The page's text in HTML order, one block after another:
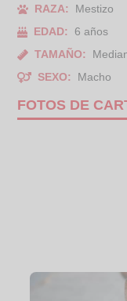
RAZA:
Mestizo
EDAD:
6 años
TAMAÑO:
SEXO:
Macho
FOTOS DE